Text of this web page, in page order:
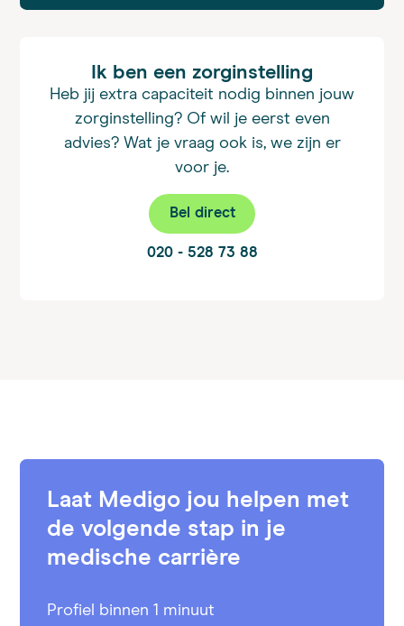
Ik ben een zorginstelling
Heb jij extra capaciteit nodig binnen jouw
zorginstelling? Of wil je eerst even
advies? Wat je vraag ook is, we zijn er
voor je.
Bel direct
020 - 528 73 88
Laat Medigo jou helpen met
de volgende stap in je
medische carrière
Profiel binnen 1 minuut